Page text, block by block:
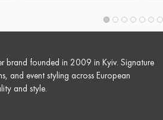
brand founded in 2009 in Kyiv. Signature
and event styling across European
and style.